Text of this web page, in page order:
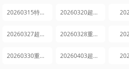
20260315特别企划 20260320超前探班
20260327超前探班 20260328重置企划
20260330重置企划 20260403超前探班